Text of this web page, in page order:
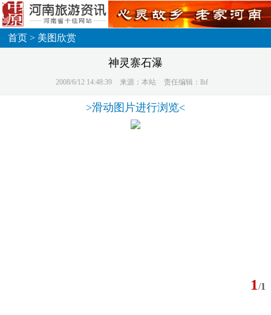
首页 > 美图欣赏
神灵寨石瀑
2008/6/12 14:48:39 来源：本站 责任编辑：lhf
>滑动图片进行浏览<
1/1